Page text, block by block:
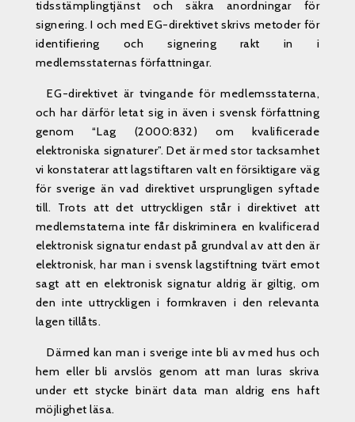
tidsstämplingtjänst och säkra anordningar för
signering. I och med EG-direktivet skrivs metoder för
identifiering och signering rakt in i
medlemsstaternas författningar.
EG-direktivet är tvingande för medlemsstaterna,
och har därför letat sig in även i svensk författning
genom “Lag (2000:832) om kvalificerade
elektroniska signaturer”. Det är med stor tacksamhet
vi konstaterar att lagstiftaren valt en försiktigare väg
för sverige än vad direktivet ursprungligen syftade
till. Trots att det uttryckligen står i direktivet att
medlemstaterna inte får diskriminera en kvalificerad
elektronisk signatur endast på grundval av att den är
elektronisk, har man i svensk lagstiftning tvärt emot
sagt att en elektronisk signatur aldrig är giltig, om
den inte uttryckligen i formkraven i den relevanta
lagen tillåts.
Därmed kan man i sverige inte bli av med hus och
hem eller bli arvslös genom att man luras skriva
under ett stycke binärt data man aldrig ens haft
möjlighet läsa.